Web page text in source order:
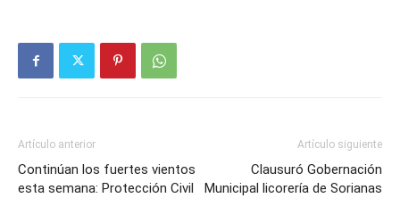
Artículo anterior
Continúan los fuertes vientos
esta semana: Protección Civil
Artículo siguiente
Clausuró Gobernación
Municipal licorería de Sorianas